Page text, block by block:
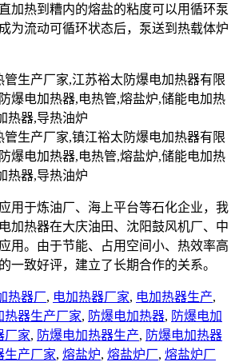
加热到糟内的熔盐的粘度可以用循环泵
为流动可循环状态后，泵送到热载体炉
用于炼油厂、海上平台等石化企业，我
加热器在大庆油田、沈阳鼓风机厂、中
用。由于节能、占用空间小、热效率高
一致好评，建立了长期合作的关系。
热器厂, 电加热器厂家, 电加热器生产,
热器生产厂家, 防爆电加热器, 防爆电加
厂家, 防爆电加热器生产, 防爆电加热器
生产厂家, 熔盐炉, 熔盐炉厂, 熔盐炉厂